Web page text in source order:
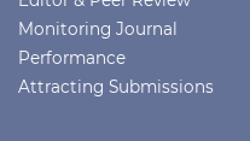
Monitoring Journal
Performance
Attracting Submissions